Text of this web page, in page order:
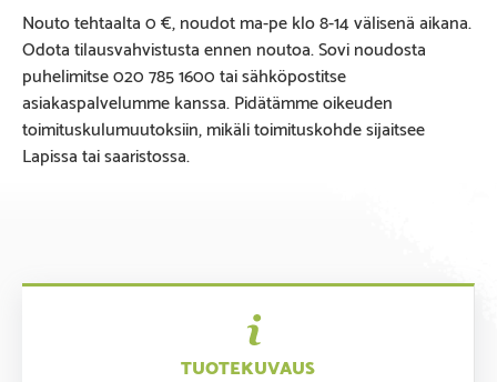
Nouto tehtaalta 0 €, noudot ma-pe klo 8-14 välisenä aikana.
Odota tilausvahvistusta ennen noutoa. Sovi noudosta
puhelimitse 020 785 1600 tai sähköpostitse
asiakaspalvelumme kanssa. Pidätämme oikeuden
toimituskulumuutoksiin, mikäli toimituskohde sijaitsee
Lapissa tai saaristossa.
TUOTEKUVAUS